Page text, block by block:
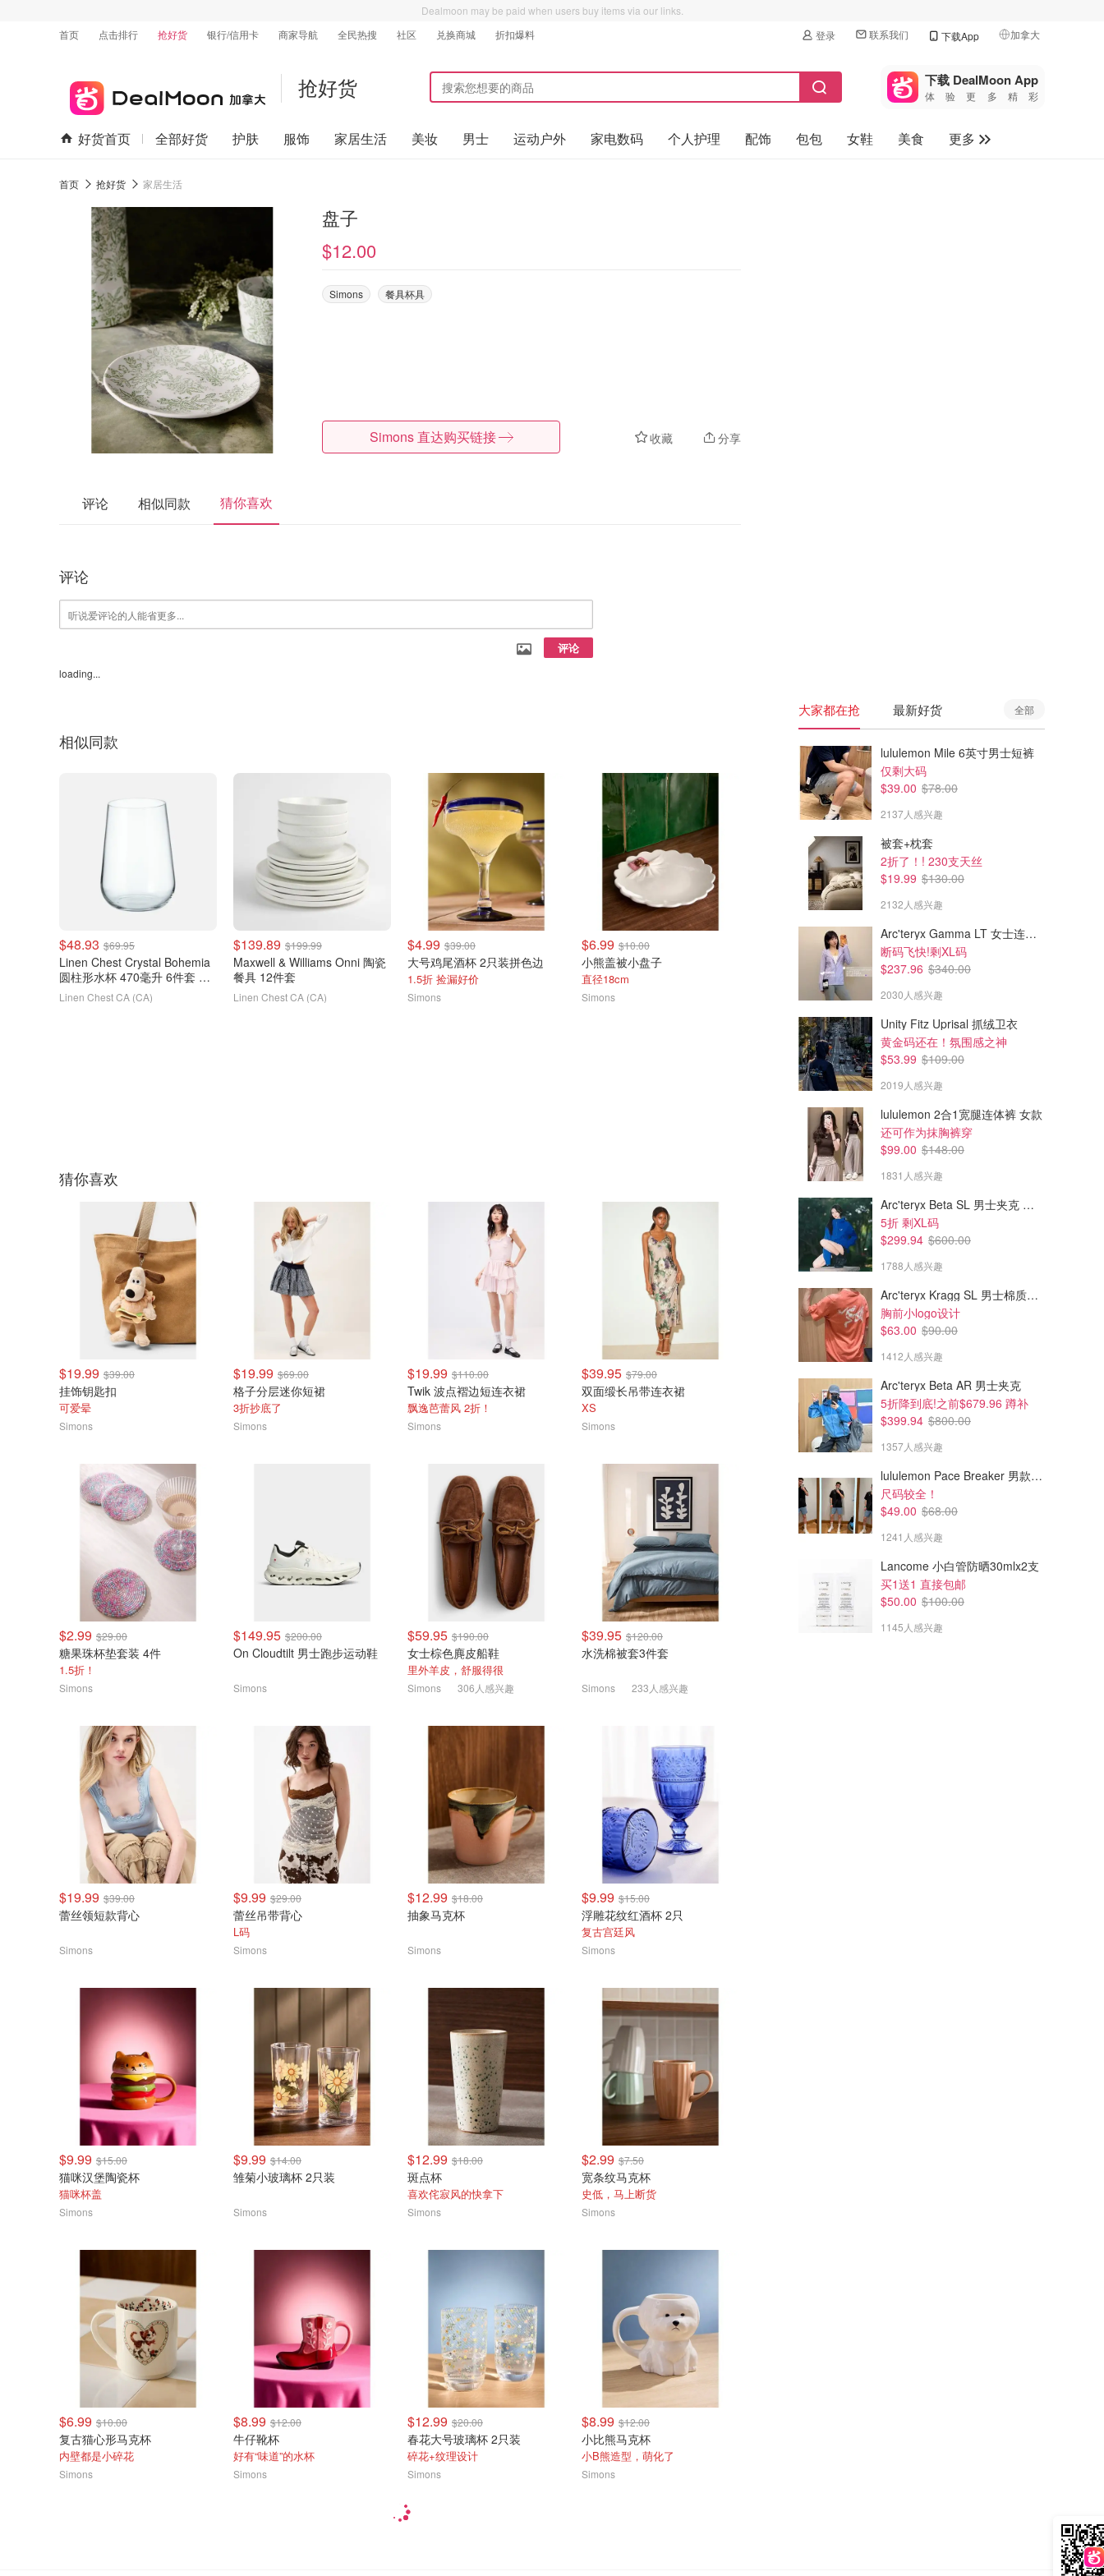
Dealmoon may be paid when users buy items via our links.
首页
点击排行 抢好货 银行/信用卡 商家导航 全民热搜 社区 兑换商城 折扣爆料 登录 联系我们 下载App 加拿大
🇺🇸
美国
🇨🇳中国
🇨🇦加拿大
抢好货 下载 DealMoon App
体验更多精彩
好货首页 全部好货 护肤 服饰 家居生活 美妆 男士 运动户外 家电数码 个人护理 配饰 包包 女鞋 美食
更多
首页 抢好货 家居生活
盘子
$12.00
Simons 餐具杯具
收藏 分享
Simons 直达购买链接
评论 相似同款 猜你喜欢
评论
评论
loading...
相似同款
$48.93 $69.95
Linen Chest Crystal Bohemia
圆柱形水杯 470毫升 6件套 无
铅玻璃
Linen Chest CA (CA)
$139.89 $199.99
Maxwell & Williams Onni 陶瓷
餐具 12件套
Linen Chest CA (CA)
$4.99 $39.00
大号鸡尾酒杯 2只装拼色边
1.5折 捡漏好价
Simons
$6.99 $10.00
小熊盖被小盘子
直径18cm
Simons
$22.99
SHIBAZIZUO 高碳钢厨师刀 防
$9.99
Kitchen Stuff Plus Mingle 彩虹
红酒杯 4只 350毫升
dealmoon.ca
猜你喜欢
$19.99 $39.00
挂饰钥匙扣
可爱晕
Simons
$19.99 $69.00
格子分层迷你短裙
3折抄底了
Simons
$19.99 $110.00
Twik 波点褶边短连衣裙
飘逸芭蕾风 2折！
Simons
$39.95 $79.00
双面缎长吊带连衣裙
XS
Simons
$2.99 $29.00
糖果珠杯垫套装 4件
1.5折！
Simons
$149.95 $200.00
On Cloudtilt 男士跑步运动鞋
Simons
$59.95 $190.00
女士棕色麂皮船鞋
里外羊皮，舒服得很
Simons 306人感兴趣
$39.95 $120.00
水洗棉被套3件套
Simons 233人感兴趣
$19.99 $39.00
蕾丝领短款背心
Simons
$9.99 $29.00
蕾丝吊带背心
L码
Simons
$12.99 $18.00
抽象马克杯
Simons
$9.99 $15.00
浮雕花纹红酒杯 2只
复古宫廷风
Simons
$9.99 $15.00
猫咪汉堡陶瓷杯
猫咪杯盖
Simons
$9.99 $14.00
雏菊小玻璃杯 2只装
Simons
$12.99 $18.00
斑点杯
喜欢侘寂风的快拿下
Simons
$2.99 $7.50
宽条纹马克杯
史低，马上断货
Simons
$6.99 $10.00
复古猫心形马克杯
内壁都是小碎花
Simons
$8.99 $12.00
牛仔靴杯
好有“味道”的水杯
Simons
$12.99 $20.00
春花大号玻璃杯 2只装
碎花+纹理设计
Simons
$8.99 $12.00
小比熊马克杯
小B熊造型，萌化了
Simons
大家都在抢 最新好货 全部
lululemon Mile 6英寸男士短裤
仅剩大码
$39.00 $78.00
2137人感兴趣
被套+枕套
2折了！! 230支天丝
$19.99 $130.00
2132人感兴趣
Arc'teryx Gamma LT 女士连帽夹克
断码飞快!剩XL码
$237.96 $340.00
2030人感兴趣
Unity Fitz Uprisal 抓绒卫衣
黄金码还在！氛围感之神
$53.99 $109.00
2019人感兴趣
lululemon 2合1宽腿连体裤 女款
还可作为抹胸裤穿
$99.00 $148.00
1831人感兴趣
Arc'teryx Beta SL 男士夹克 黑色
5折 剩XL码
$299.94 $600.00
1788人感兴趣
Arc'teryx Kragg SL 男士棉质短袖T恤
胸前小logo设计
$63.00 $90.00
1412人感兴趣
Arc'teryx Beta AR 男士夹克
5折降到底!之前$679.96 蹲补
$399.94 $800.00
1357人感兴趣
lululemon Pace Breaker 男款短裤 7英寸
尺码较全！
$49.00 $68.00
1241人感兴趣
Lancome 小白管防晒30mlx2支
买1送1 直接包邮
$50.00 $100.00
1145人感兴趣